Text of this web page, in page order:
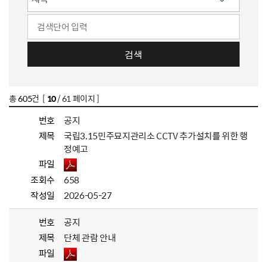
검색
총605건 [ 10/ 61 페이지 ]
번호
공지
제목
국립3.15민주묘지관리소 CCTV 추가설치를 위한 행
정예고
파일
조회수
658
작성일
2026-05-27
번호
공지
제목
단체 관람 안내
파일